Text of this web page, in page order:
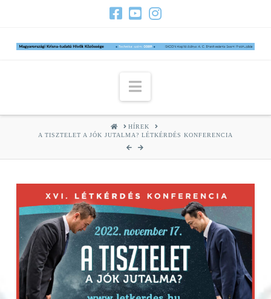
Navigation
HOMEHÍREK
A TISZTELET A JÓK JUTALMA? LÉTKÉRDÉS KONFERENCIA